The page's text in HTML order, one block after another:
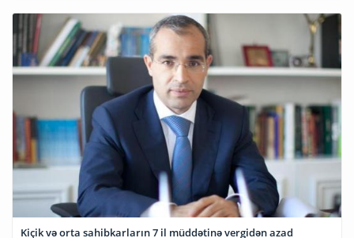
Kiçik və orta sahibkarların 7 il müddətinə vergidən azad